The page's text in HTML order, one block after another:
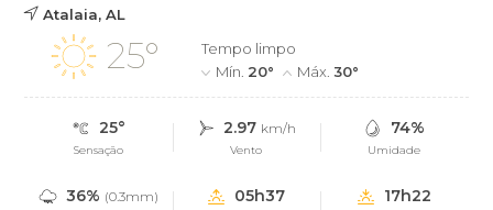
Atalaia, AL
25°
Tempo limpo
Mín. 20° Máx.30°
25°
Sensação
2.97 km/h
Vento
74%
Umidade
36% (0.3mm) 05h37 17h22